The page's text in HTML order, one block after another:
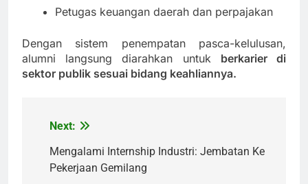
Petugas keuangan daerah dan perpajakan
Dengan sistem penempatan pasca-kelulusan,
alumni langsung diarahkan untuk berkarier di
sektor publik sesuai bidang keahliannya.
Post
navigation
Next:
Mengalami Internship Industri: Jembatan Ke
Pekerjaan Gemilang